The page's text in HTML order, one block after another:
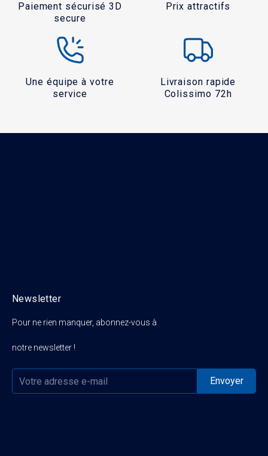
Paiement sécurisé 3D
secure
Prix attractifs
Une équipe à votre
service
Livraison rapide
Colissimo 72h
Pour ne rien manquer, abonnez-vous à
notre newsletter !
Newsletter